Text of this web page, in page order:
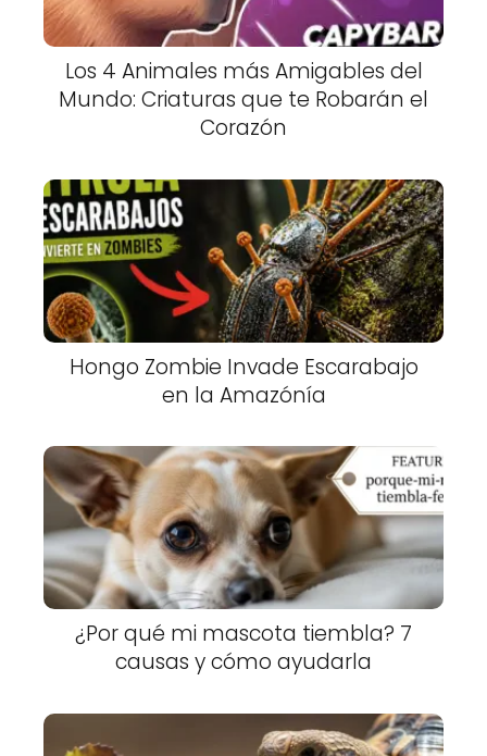
Los 4 Animales más Amigables del
Mundo: Criaturas que te Robarán el
Corazón
Hongo Zombie Invade Escarabajo
en la Amazónía
¿Por qué mi mascota tiembla? 7
causas y cómo ayudarla